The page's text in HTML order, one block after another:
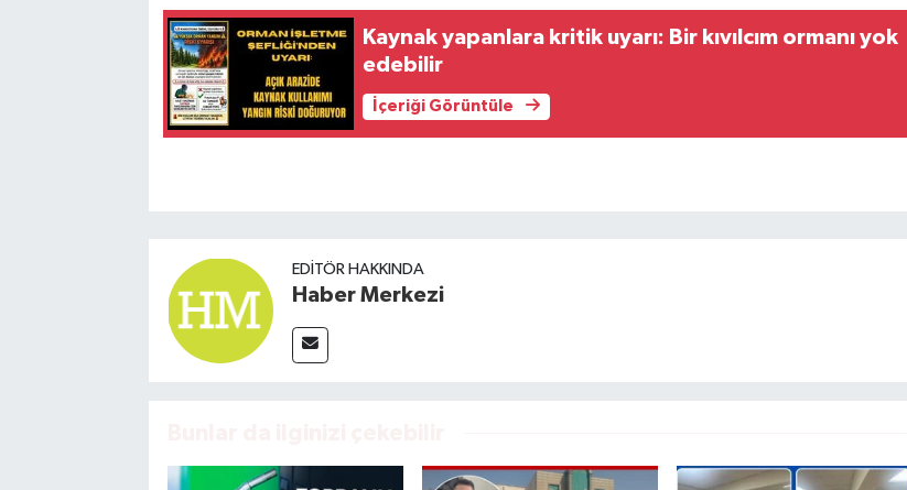
Kaynak yapanlara kritik uyarı: Bir kıvılcım ormanı yok
edebilir
İçeriği Görüntüle
EDITÖR HAKKINDA
Haber Merkezi